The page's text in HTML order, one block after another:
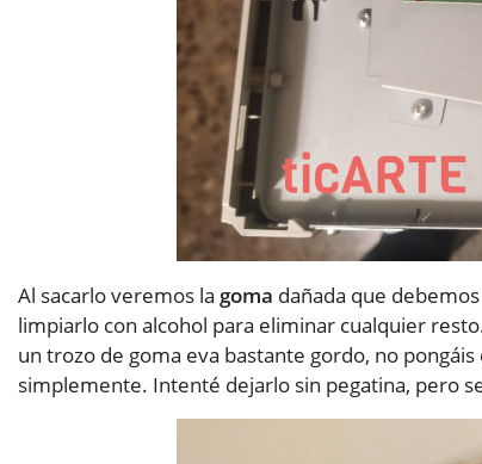
Al sacarlo veremos la goma dañada que
limpiarlo con alcohol para eliminar cualquier
un trozo de goma eva bastante gordo, no
simplemente. Intenté dejarlo sin pegatina, pero